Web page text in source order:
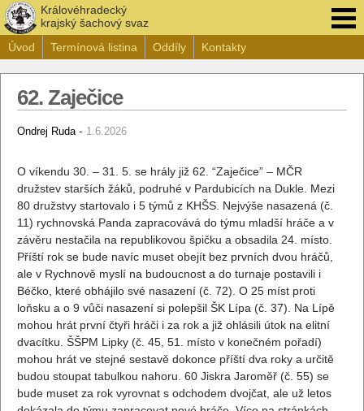
Královéhradecký
krajský šachový svaz
Úvod
Termínová listina Oddíly Kontakty
62. Zaječice
Ondrej Ruda - 1.6.2026
O víkendu 30. – 31. 5. se hrály již 62. “Zaječice” – MČR
družstev starších žáků, podruhé v Pardubicích na Dukle. Mezi
80 družstvy startovalo i 5 týmů z KHŠS. Nejvýše nasazená (č.
11) rychnovská Panda zapracovává do týmu mladší hráče a v
závěru nestačila na republikovou špičku a obsadila 24. místo.
Příští rok se bude navíc muset obejít bez prvních dvou hráčů,
ale v Rychnově myslí na budoucnost a do turnaje postavili i
Béčko, které obhájilo své nasazení (č. 72). O 25 míst proti
loňsku a o 9 vůči nasazení si polepšil ŠK Lípa (č. 37). Na Lípě
mohou hrát první čtyři hráči i za rok a již ohlásili útok na elitní
dvacítku. ŠŠPM Lipky (č. 45, 51. místo v konečném pořadí)
mohou hrát ve stejné sestavě dokonce příští dva roky a určitě
budou stoupat tabulkou nahoru. 60 Jiskra Jaroměř (č. 55) se
bude muset za rok vyrovnat s odchodem dvojčat, ale už letos